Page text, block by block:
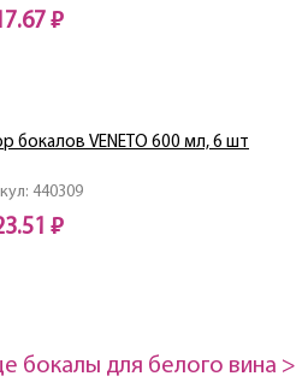
₽
440309
бокалов VENETO 600 мл, 6 шт
₽
бокалы для белого вина >